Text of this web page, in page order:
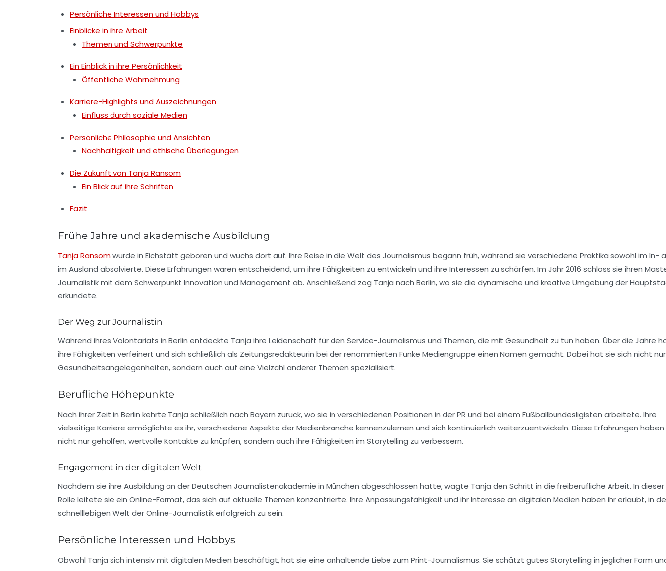
Persönliche Interessen und Hobbys
Einblicke in ihre Arbeit
Themen und Schwerpunkte
Ein Einblick in ihre Persönlichkeit
Öffentliche Wahrnehmung
Karriere-Highlights und Auszeichnungen
Einfluss durch soziale Medien
Persönliche Philosophie und Ansichten
Nachhaltigkeit und ethische Überlegungen
Die Zukunft von Tanja Ransom
Ein Blick auf ihre Schriften
Fazit
Frühe Jahre und akademische Ausbildung
Tanja Ransomwurde in Eichstätt geboren und wuchs dort auf. Ihre Reise in die Welt des Journalismus begann früh, während sie verschiedene Praktika sowohl im In-
im Ausland absolvierte. Diese Erfahrungen waren entscheidend, um ihre Fähigkeiten zu entwickeln und ihre Interessen zu schärfen. Im Jahr 2016 schloss sie ihren
Journalistikmit dem Schwerpunkt Innovation und Management ab. Anschließend zog Tanja nach Berlin, wo sie die dynamische und kreative Umgebung der
erkundete.
Der Weg zur Journalistin
Während ihres Volontariats in Berlin entdeckte Tanja ihre Leidenschaft für den Service-Journalismus und Themen, die mit Gesundheit zu tun haben. Über die Jahre
ihre Fähigkeiten verfeinert und sich schließlich als Zeitungsredakteurin bei der renommierten Funke Mediengruppe einen Namen gemacht. Dabei hat sie sich nicht
Gesundheitsangelegenheiten, sondern auch auf eine Vielzahl anderer Themen spezialisiert.
Berufliche Höhepunkte
Nach ihrer Zeit in Berlin kehrte Tanja schließlich nach Bayern zurück, wo sie in verschiedenen Positionen in derPR und bei einem Fußballbundesligisten arbeitete. Ihre
vielseitige Karriere ermöglichte es ihr, verschiedene Aspekte der Medienbranche kennenzulernen und sich kontinuierlich weiterzuentwickeln. Diese Erfahrungen haben
nicht nur geholfen, wertvolle Kontakte zu knüpfen, sondern auch ihre Fähigkeiten im Storytelling zu verbessern.
Engagement in der digitalen Welt
Nachdem sie ihre Ausbildung an derDeutschen Journalistenakademie in München abgeschlossen hatte, wagte Tanja den Schritt in die freiberufliche Arbeit. In
Rolle leitete sie ein Online-Format, das sich auf aktuelle Themen konzentrierte. Ihre Anpassungsfähigkeit und ihr Interesse an digitalen Medien haben ihr erlaubt, in
schnelllebigen Welt der Online-Journalistik erfolgreich zu sein.
Persönliche Interessen und Hobbys
Obwohl Tanja sich intensiv mit digitalen Medien beschäftigt, hat sie eine anhaltende Liebe zum Print-Journalismus. Sie schätzt gutes Storytelling in jeglicher Form